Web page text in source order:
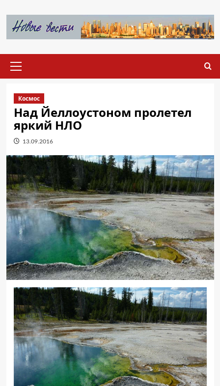
содержимому
меню
Космос
Над Йеллоустоном пролетел
яркий НЛО
13.09.2016